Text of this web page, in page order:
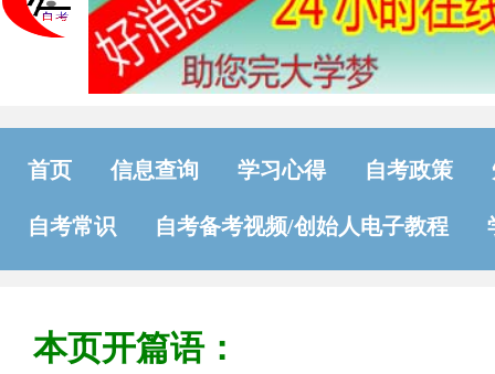
首页 信息查询 学习心得 自考政策
自考常识 自考备考视频/创始人电子教程
本页开篇语：